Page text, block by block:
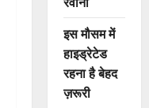
इस मौसम में
हाइड्रेटेड
रहना है बेहद
ज़रूरी